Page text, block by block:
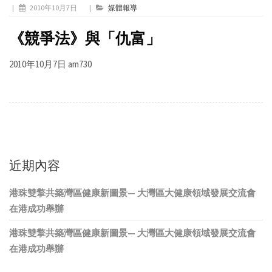
| 2010年10月7日 | 媒體報導
《競爭法》與「仇富」
2010年10月7日 am730
近期內容
港珠雙擎共築灣區健康新圖景— 大灣區大健康領域發展交流會
在港成功舉辦
港珠雙擎共築灣區健康新圖景— 大灣區大健康領域發展交流會
在港成功舉辦